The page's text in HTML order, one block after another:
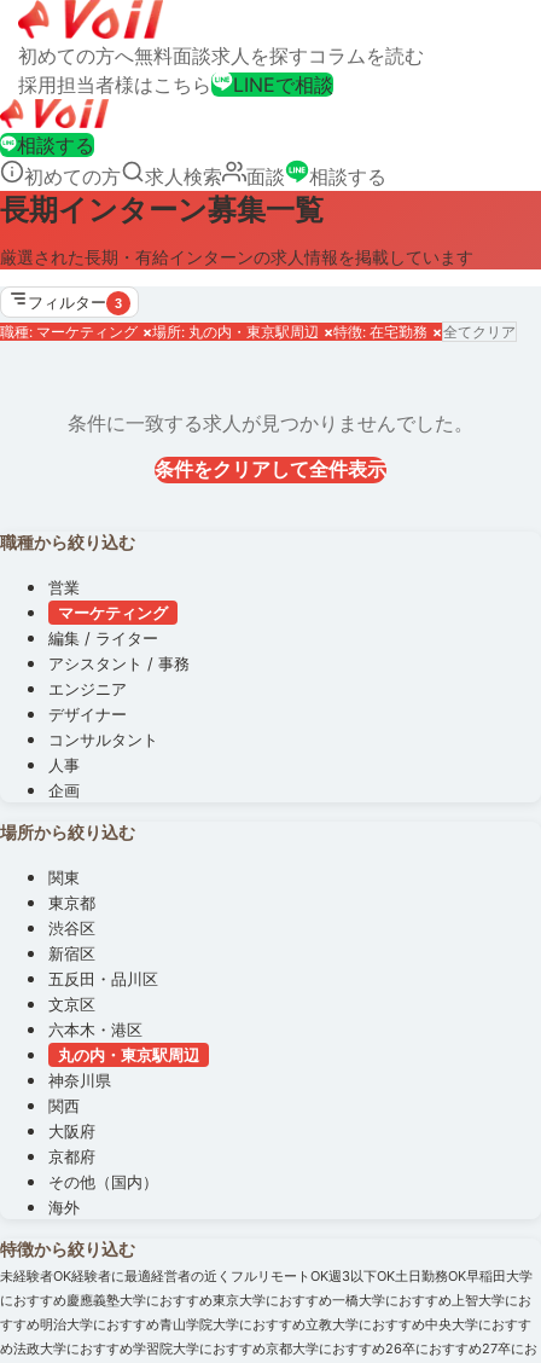
初めての方へ無料面談求人を探すコラムを読む
採用担当者様はこちら
LINEで相談
相談する
初めての方
求人検索 面談 相談する
長期インターン募集一覧
厳選された長期・有給インターンの求人情報を掲載しています
フィルター 3
職種: マーケティング ×場所: 丸の内・東京駅周辺 ×特徴: 在宅勤務 ×全てクリア
条件に一致する求人が見つかりませんでした。
条件をクリアして全件表示
職種から絞り込む
営業
マーケティング
編集 / ライター
アシスタント / 事務
エンジニア
デザイナー
コンサルタント
人事
企画
場所から絞り込む
関東
東京都
渋谷区
新宿区
五反田・品川区
文京区
六本木・港区
丸の内・東京駅周辺
神奈川県
関西
大阪府
京都府
その他（国内）
海外
特徴から絞り込む
未経験者OK経験者に最適経営者の近く フルリモートOK週3以下OK土日勤務OK早稲田大学
におすすめ慶應義塾大学におすすめ東京大学におすすめ一橋大学におすすめ上智大学にお
すすめ明治大学におすすめ青山学院大学におすすめ立教大学におすすめ中央大学におすす
め法政大学におすすめ学習院大学におすすめ京都大学におすすめ26卒におすすめ27卒にお